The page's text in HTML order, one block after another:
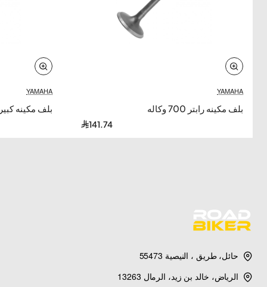
YAMAHA
بلف مكينه رابتر 700 وكاله
141.74
YAMAHA
بلف مكينه كبير رابتر
حائل، طريق ، النيصية 55473
الرياض، خالد بن زيد، الرمال 13263